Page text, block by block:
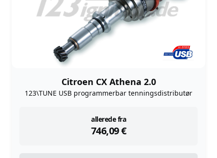
Citroen CX Athena 2.0
123\TUNE USB programmerbar tenningsdistributør
allerede fra
746,09€
instock